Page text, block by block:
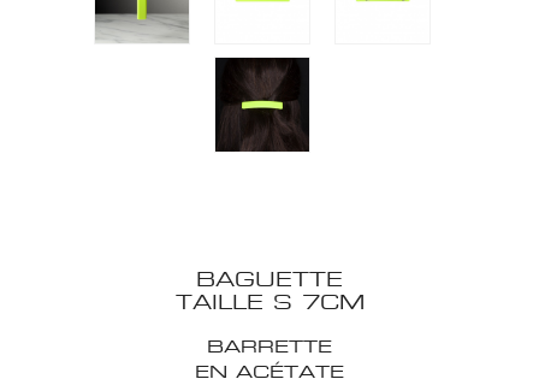
BAGUETTE
TAILLE S 7CM
BARRETTE
EN ACÉTATE